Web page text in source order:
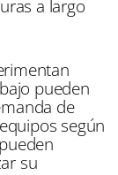
a largo
pueden
de
según
su